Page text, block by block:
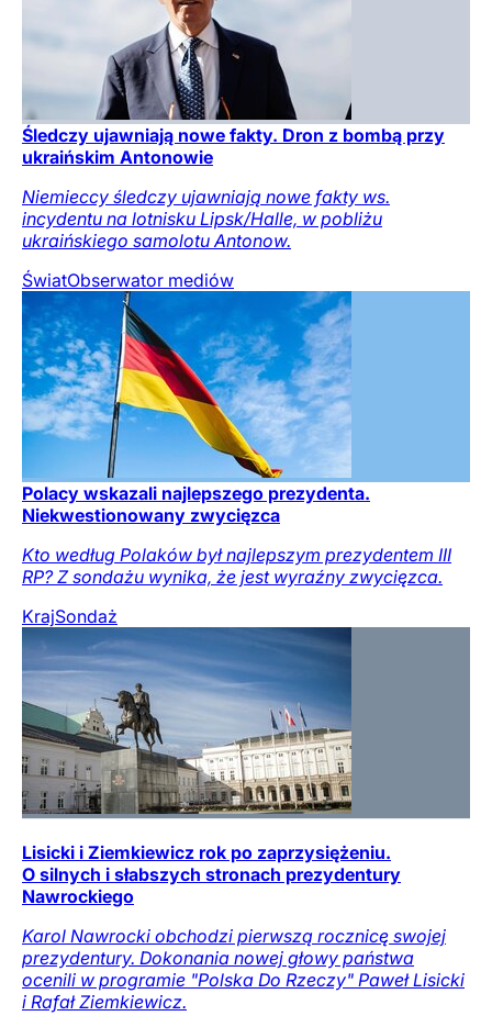
Śledczy ujawniają nowe fakty. Dron z bombą przy
ukraińskim Antonowie
Niemieccy śledczy ujawniają nowe fakty ws.
incydentu na lotnisku Lipsk/Halle, w pobliżu
ukraińskiego samolotu Antonow.
ŚwiatObserwator mediów
Polacy wskazali najlepszego prezydenta.
Niekwestionowany zwycięzca
Kto według Polaków był najlepszym prezydentem III
RP? Z sondażu wynika, że jest wyraźny zwycięzca.
KrajSondaż
Lisicki i Ziemkiewicz rok po zaprzysiężeniu.
O silnych i słabszych stronach prezydentury
Nawrockiego
Karol Nawrocki obchodzi pierwszą rocznicę swojej
prezydentury. Dokonania nowej głowy państwa
ocenili w programie "Polska Do Rzeczy" Paweł Lisicki
i Rafał Ziemkiewicz.